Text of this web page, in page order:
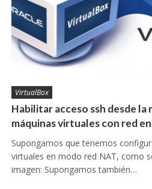
VirtualBox
Habilitar acceso ssh desde la
máquinas virtuales con red
Supongamos que tenemos
virtuales en modo red NAT, como
imagen: Supongamos también…